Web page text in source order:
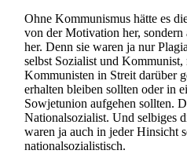
Ohne Kommunismus hätte es
von der Motivation her,
her. Denn sie waren ja nur
selbst Sozialist und Kommunist,
Kommunisten in Streit darüber
erhalten bleiben sollten oder in
Sowjetunion aufgehen sollten.
Nationalsozialist. Und selbiges
waren ja auch in jeder Hinsicht
nationalsozialistisch.